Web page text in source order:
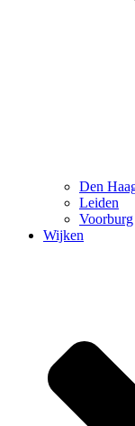
Den
Leiden
Voorburg
Wijken